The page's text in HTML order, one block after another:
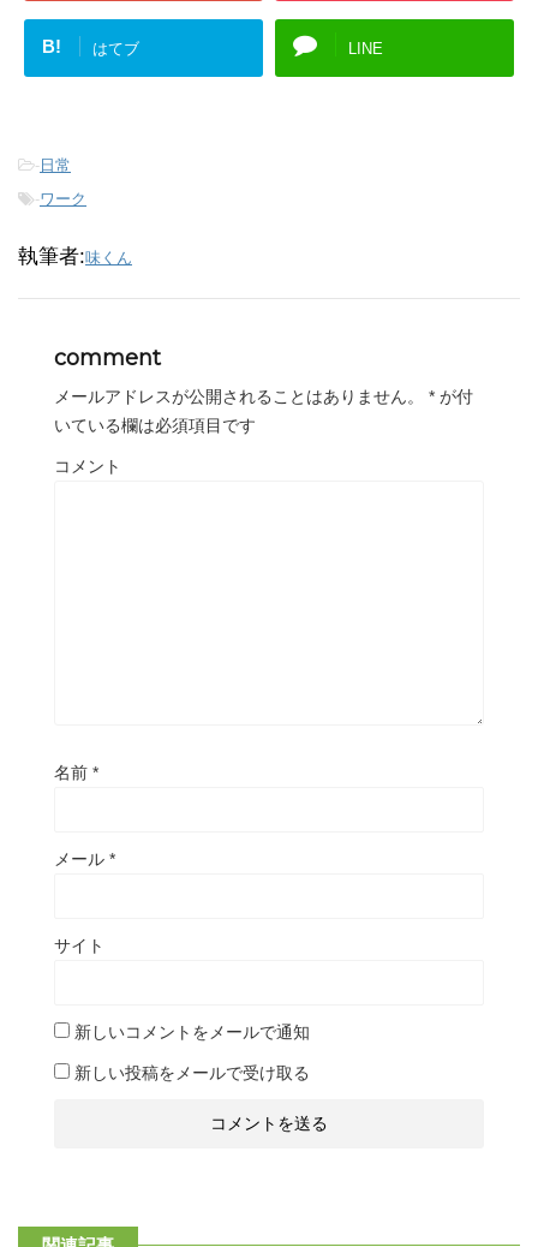
B! はてブ LINE
- 日常
-ワーク
執筆者:味くん
comment
メールアドレスが公開されることはありません。 * が付
いている欄は必須項目です
コメント
名前 *
メール *
サイト
新しいコメントをメールで通知
新しい投稿をメールで受け取る